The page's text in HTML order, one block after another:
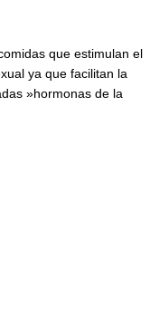
que estimulan el
ya que facilitan la
»hormonas de la